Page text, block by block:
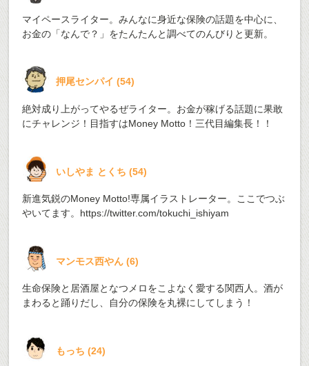
マイペースライター。みんなに身近な保険の話題を中心に、
お金の「なんで？」をたんたんと調べてのんびりと更新。
押尾センパイ(54)
絶対成り上がってやるぜライター。お金が稼げる話題に果敢
にチャレンジ！目指すはMoney Motto！三代目編集長！！
いしやま とくち(54)
新進気鋭のMoney Motto!専属イラストレーター。ここでつぶ
やいてます。 https://twitter.com/tokuchi_ishiyam
マンモス西やん(6)
生命保険と居酒屋となつメロをこよなく愛する関西人。酒が
まわると踊りだし、自分の保険を丸裸にしてしまう！
もっち(24)